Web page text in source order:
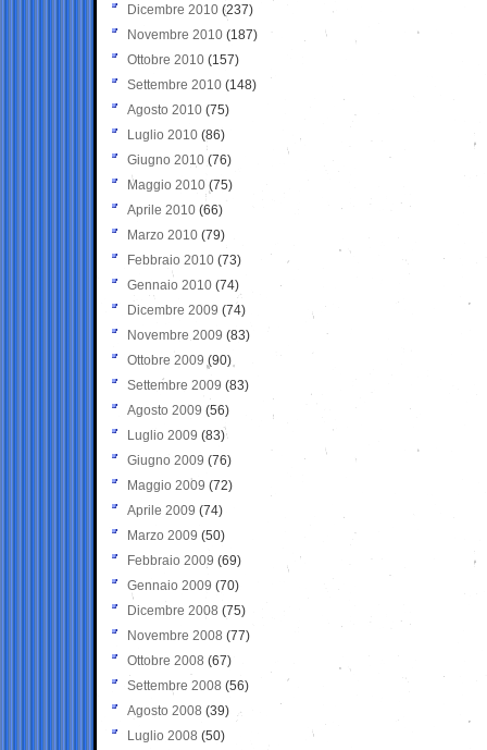
Dicembre 2010 (237)
Novembre 2010 (187)
Ottobre 2010 (157)
Settembre 2010 (148)
Agosto 2010 (75)
Luglio 2010 (86)
Giugno 2010 (76)
Maggio 2010 (75)
Aprile 2010 (66)
Marzo 2010 (79)
Febbraio 2010 (73)
Gennaio 2010 (74)
Dicembre 2009 (74)
Novembre 2009 (83)
Ottobre 2009 (90)
Settembre 2009 (83)
Agosto 2009 (56)
Luglio 2009 (83)
Giugno 2009 (76)
Maggio 2009 (72)
Aprile 2009 (74)
Marzo 2009 (50)
Febbraio 2009 (69)
Gennaio 2009 (70)
Dicembre 2008 (75)
Novembre 2008 (77)
Ottobre 2008 (67)
Settembre 2008 (56)
Agosto 2008 (39)
Luglio 2008 (50)